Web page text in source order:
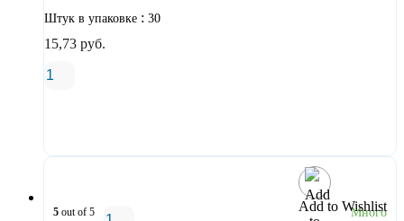
Штук в упаковке : 30
15,73 руб.
Add to Wishlist
5 out of 5 Много